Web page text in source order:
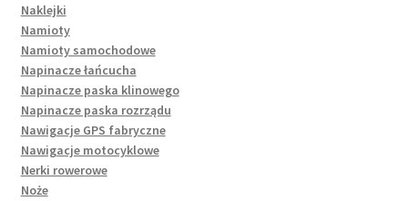
Naklejki
Namioty
Namioty samochodowe
Napinacze łańcucha
Napinacze paska klinowego
Napinacze paska rozrządu
Nawigacje GPS fabryczne
Nawigacje motocyklowe
Nerki rowerowe
Noże